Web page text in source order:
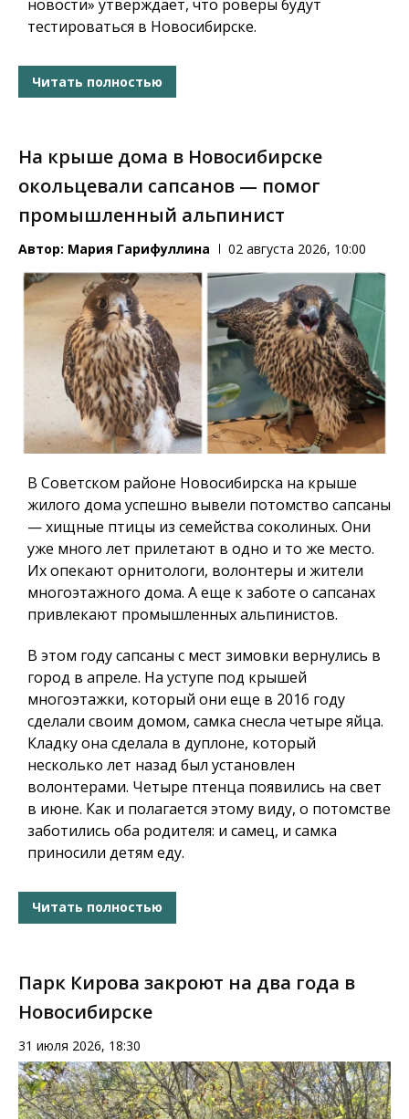
новости» утверждает, что роверы будут
тестироваться в Новосибирске.
Читать полностью
На крыше дома в Новосибирске
окольцевали сапсанов — помог
промышленный альпинист
Автор: Мария Гарифуллина 02 августа 2026, 10:00
В Советском районе Новосибирска на крыше
жилого дома успешно вывели потомство сапсаны
— хищные птицы из семейства соколиных. Они
уже много лет прилетают в одно и то же место.
Их опекают орнитологи, волонтеры и жители
многоэтажного дома. А еще к заботе о сапсанах
привлекают промышленных альпинистов.
В этом году сапсаны с мест зимовки вернулись в
город в апреле. На уступе под крышей
многоэтажки, который они еще в 2016 году
сделали своим домом, самка снесла четыре яйца.
Кладку она сделала в дуплоне, который
несколько лет назад был установлен
волонтерами. Четыре птенца появились на свет
в июне. Как и полагается этому виду, о потомстве
заботились оба родителя: и самец, и самка
приносили детям еду.
Читать полностью
Парк Кирова закроют на два года в
Новосибирске
31 июля 2026, 18:30